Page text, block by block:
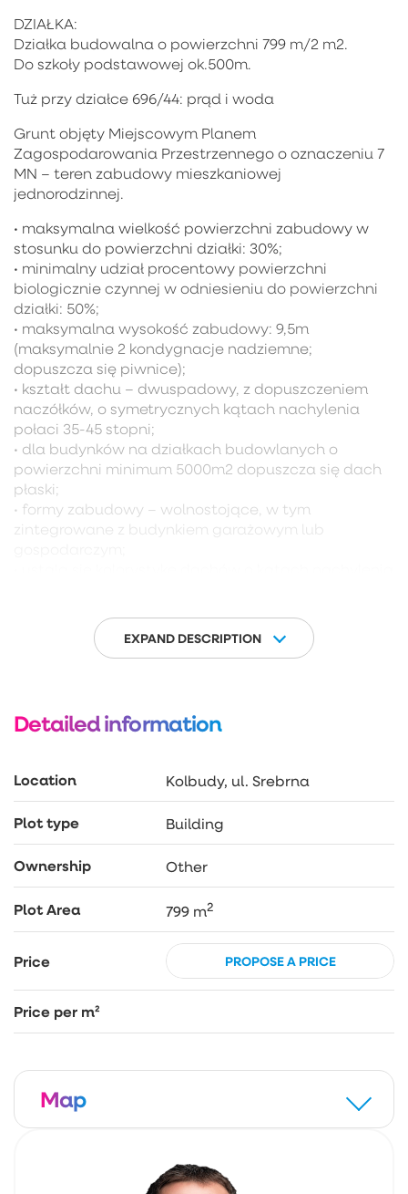
DZIAŁKA:
Działka budowalna o powierzchni 799 m/2 m2.
Do szkoły podstawowej ok.500m.
Tuż przy działce 696/44: prąd i woda
Grunt objęty Miejscowym Planem
Zagospodarowania Przestrzennego o oznaczeniu 7
MN – teren zabudowy mieszkaniowej
jednorodzinnej.
• maksymalna wielkość powierzchni zabudowy w
stosunku do powierzchni działki: 30%;
• minimalny udział procentowy powierzchni
biologicznie czynnej w odniesieniu do powierzchni
działki: 50%;
• maksymalna wysokość zabudowy: 9,5m
(maksymalnie 2 kondygnacje nadziemne;
dopuszcza się piwnice);
• kształt dachu – dwuspadowy, z dopuszczeniem
naczółków, o symetrycznych kątach nachylenia
połaci 35-45 stopni;
• dla budynków na działkach budowlanych o
powierzchni minimum 5000m2 dopuszcza się dach
płaski;
• formy zabudowy – wolnostojące, w tym
zintegrowane z budynkiem garażowym lub
EXPAND DESCRIPTION
Detailed information
Location Kolbudy, ul. Srebrna
Plot type Building
Ownership Other
Plot Area 799 m2
Price PROPOSE A PRICE
Price per m²
Map